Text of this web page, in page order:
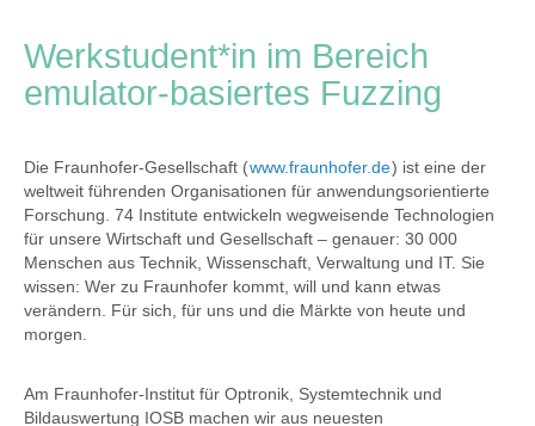
Werkstudent*in im Bereich
emulator-basiertes Fuzzing
Die Fraunhofer-Gesellschaft (www.fraunhofer.de) ist eine der
weltweit führenden Organisationen für anwendungsorientierte
Forschung. 74 Institute entwickeln wegweisende Technologien
für unsere Wirtschaft und Gesellschaft – genauer: 30 000
Menschen aus Technik, Wissenschaft, Verwaltung und IT. Sie
wissen: Wer zu Fraunhofer kommt, will und kann etwas
verändern. Für sich, für uns und die Märkte von heute und
morgen.
Am Fraunhofer-Institut für Optronik, Systemtechnik und
Bildauswertung IOSB machen wir aus neuesten